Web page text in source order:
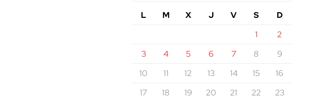
L
M X J V S
D
1
2
3
4 5 6 7 8
9
10
11 12 13 14 15
16
17
18 19 20 21 22
23